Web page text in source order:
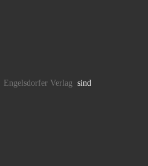
Engelsdorfer Verlag sind